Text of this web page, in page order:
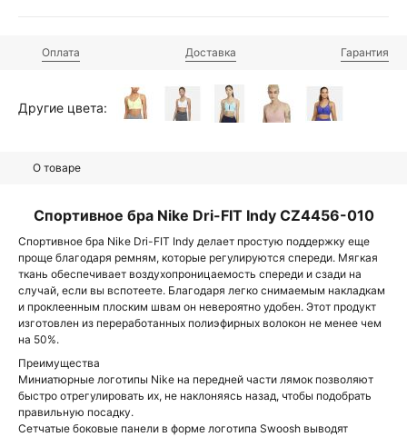
Оплата Доставка Гарантия
Другие цвета:
О товаре
Спортивное бра Nike Dri-FIT Indy CZ4456-010
Спортивное бра Nike Dri-FIT Indy делает простую поддержку еще
проще благодаря ремням, которые регулируются спереди. Мягкая
ткань обеспечивает воздухопроницаемость спереди и сзади на
случай, если вы вспотеете. Благодаря легко снимаемым накладкам
и проклеенным плоским швам он невероятно удобен. Этот продукт
изготовлен из переработанных полиэфирных волокон не менее чем
на 50%.
Преимущества
Миниатюрные логотипы Nike на передней части лямок позволяют
быстро отрегулировать их, не наклоняясь назад, чтобы подобрать
правильную посадку.
Сетчатые боковые панели в форме логотипа Swoosh выводят